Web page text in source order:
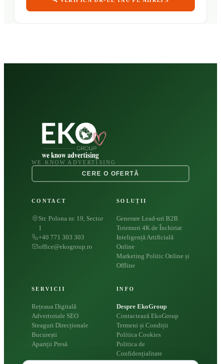
WE KNOW ADVERTISING
CERE O OFERTĂ
CONTACT
Str. Polona nr. 19, Sector
1
+40 771 303 303
office@ekogroup.ro
SOLUȚII
Generare Lead-uri B2B
Totemuri 4K de Închiriat
Inteligență Artificială
Online
Marketing Politic Online și
Offline
SERVICII
Rețeaua Digitală
Advertoriale SEO
Steaguri Direcționale
București
Apariții Presă
INFO
Despre EkoGroup
Contactează EkoGroup
Termeni și Condiții
Politica Cookies
Politica de
Confidențialitate